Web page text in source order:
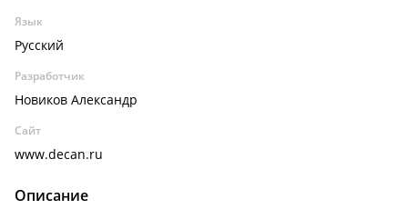
Язык
Русский
Разработчик
Новиков Александр
Сайт
www.decan.ru
Описание